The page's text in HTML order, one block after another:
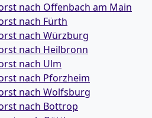
nach Offenbach am Main
nach Fürth
nach Würzburg
nach Heilbronn
nach Ulm
nach Pforzheim
nach Wolfsburg
nach Bottrop